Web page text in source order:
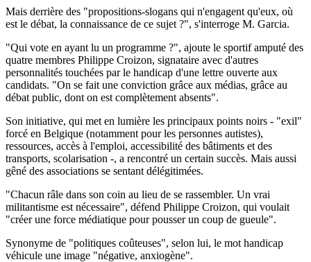
Mais derrière des "propositions-slogans qui n'engagent qu'eux, où
est le débat, la connaissance de ce sujet ?", s'interroge M. Garcia.
"Qui vote en ayant lu un programme ?", ajoute le sportif amputé des
quatre membres Philippe Croizon, signataire avec d'autres
personnalités touchées par le handicap d'une lettre ouverte aux
candidats. "On se fait une conviction grâce aux médias, grâce au
débat public, dont on est complètement absents".
Son initiative, qui met en lumière les principaux points noirs - "exil"
forcé en Belgique (notamment pour les personnes autistes),
ressources, accès à l'emploi, accessibilité des bâtiments et des
transports, scolarisation -, a rencontré un certain succès. Mais aussi
gêné des associations se sentant délégitimées.
"Chacun râle dans son coin au lieu de se rassembler. Un vrai
militantisme est nécessaire", défend Philippe Croizon, qui voulait
"créer une force médiatique pour pousser un coup de gueule".
Synonyme de "politiques coûteuses", selon lui, le mot handicap
véhicule une image "négative, anxiogène".